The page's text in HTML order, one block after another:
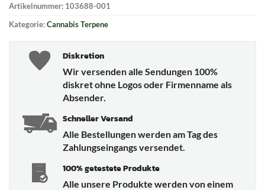
Artikelnummer: 103688-001
Kategorie:Cannabis Terpene
Diskretion
Wir versenden alle Sendungen 100%
diskret ohne Logos oder Firmenname als
Absender.
Schneller Versand
Alle Bestellungen werden am Tag des
Zahlungseingangs versendet.
100% getestete Produkte
Alle unsere Produkte werden von einem